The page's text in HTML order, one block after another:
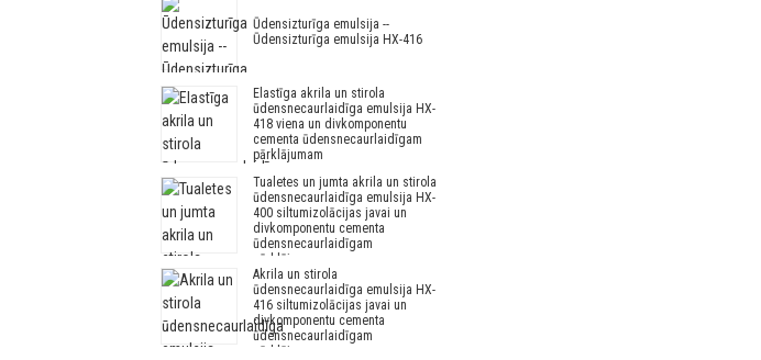
Ūdensizturīga emulsija --
Ūdensizturīga emulsija HX-416
Elastīga akrila un stirola
ūdensnecaurlaidīga emulsija HX-
418 viena un divkomponentu
cementa ūdensnecaurlaidīgam
pārklājumam
Tualetes un jumta akrila un stirola
ūdensnecaurlaidīga emulsija HX-
400 siltumizolācijas javai un
divkomponentu cementa
ūdensnecaurlaidīgam
pārklājumam
Akrila un stirola
ūdensnecaurlaidīga emulsija HX-
416 siltumizolācijas javai un
divkomponentu cementa
ūdensnecaurlaidīgam
pārklājumam